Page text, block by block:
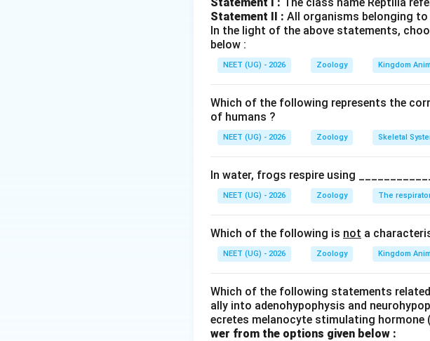
इनमें gases का exchange पूरे body surface पर
पद 4: अंतिम उत्तर
अतः सही विकल्प (C) है।
Download Solution in PDF
Statement II : All organisms belonging to
In the light of the above statements,
below :
NEET (UG) - 2026 Zoology Kingdom
Which of the following represents the
of humans ?
NEET (UG) - 2026 Zoology Skeletal
In water, frogs respire using
NEET (UG) - 2026 Zoology The
Which of the following is not a
NEET (UG) - 2026 Zoology Kingdom
Which of the following statements
ally into adenohypophysis and
ecretes melanocyte stimulating
wer from the options given below :